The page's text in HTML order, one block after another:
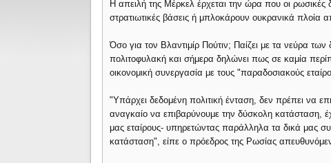
Η απειλή της Μέρκελ έρχεται την ώρα που οι
στρατιωτικές βάσεις ή μπλοκάρουν ουκρανικά
Όσο για τον Βλαντιμίρ Πούτιν; Παίζει με τα νεύρα των
πολιτοφυλακή και σήμερα δηλώνει πως σε καμία
οικονομική συνεργασία με τους "παραδοσιακούς
"Υπάρχει δεδομένη πολιτική ένταση, δεν πρέπει να
αναγκαίο να επιβαρύνουμε την δύσκολη κατάσταση,
μας εταίρους- υπηρετώντας παράλληλα τα δικά μας
κατάσταση", είπε ο πρόεδρος της Ρωσίας